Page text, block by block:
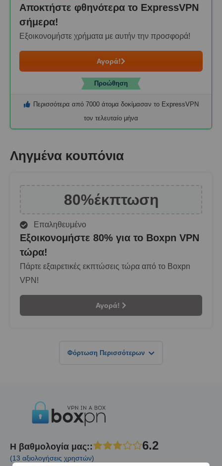
Αποκτήστε φθηνότερα το ExpressVPN
σήμερα!
Εξοικονομήστε χρήματα με αυτήν την προσφορά!
Αγορά!
Προώθηση
Περισσότερα από 7000 άτομα δοκίμασαν το ExpressVPN
τον τελευταίο μήνα
Ληγμένα κουπόνια
80%έκπτωση
Επαληθευμένο
Εξοικονομήστε 80% για το Boxpn VPN
τώρα!
Πάρτε εξαιρετικές εκπτώσεις τώρα από το Boxpn
VPN!
Αγορά!
Φόρτωση Περισσότερων
Η βαθμολογία μας:: 6.2
(13 αξιολογήσεις χρηστών)